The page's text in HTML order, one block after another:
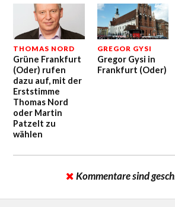
THOMAS NORD
Grüne Frankfurt
(Oder) rufen
dazu auf, mit der
Erststimme
Thomas Nord
oder Martin
Patzelt zu
wählen
GREGOR GYSI
Gregor Gysi in
Frankfurt (Oder)
Kommentare sind